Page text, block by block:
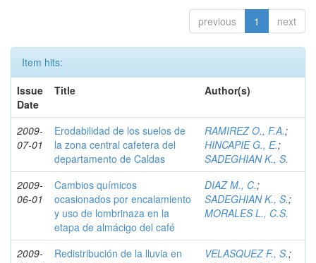
previous 1 next
Item hits:
Issue
Date
Title Author(s)
2009-
07-01
Erodabilidad de los suelos de
la zona central cafetera del
departamento de Caldas
RAMIREZ O., F.A.;
HINCAPIE G., E.;
SADEGHIAN K., S.
2009-
06-01
Cambios químicos
ocasionados por encalamiento
y uso de lombrinaza en la
etapa de almácigo del café
DIAZ M., C.;
SADEGHIAN K., S.;
MORALES L., C.S.
2009-
Redistribución de la lluvia en
VELASQUEZ F., S.;